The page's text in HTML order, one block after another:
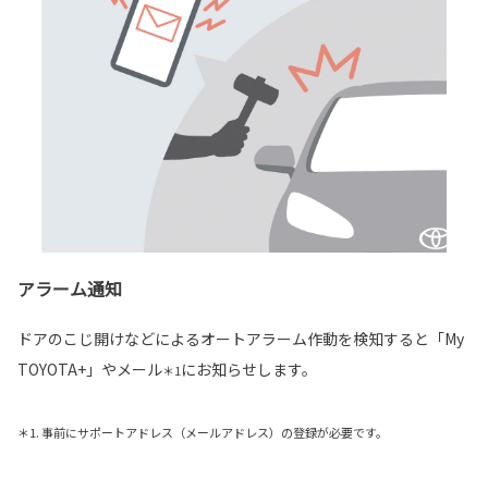
アラーム通知
ドアのこじ開けなどによるオートアラーム作動を検知すると「My
TOYOTA+」やメール＊1にお知らせします。
＊1. 事前にサポートアドレス（メールアドレス）の登録が必要です。